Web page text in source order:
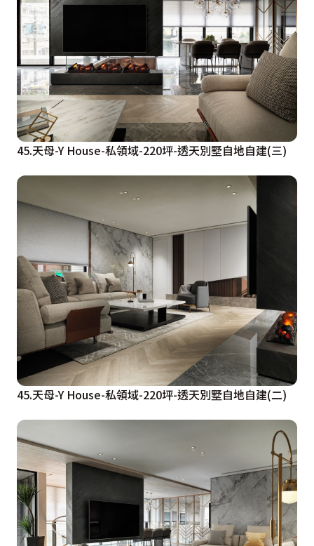
45.天母-Y House-私領域-220坪-透天別墅自地自建(三)
45.天母-Y House-私領域-220坪-透天別墅自地自建(二)